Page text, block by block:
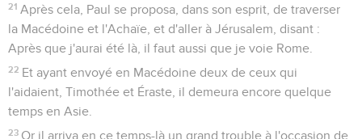
21 Après cela, Paul se proposa, dans son esprit, de traverser
la Macédoine et l'Achaïe, et d'aller à Jérusalem, disant :
Après que j'aurai été là, il faut aussi que je voie Rome.
22 Et ayant envoyé en Macédoine deux de ceux qui
l'aidaient, Timothée et Éraste, il demeura encore quelque
temps en Asie.
23 Or il arriva en ce temps-là un grand trouble à l'occasion de